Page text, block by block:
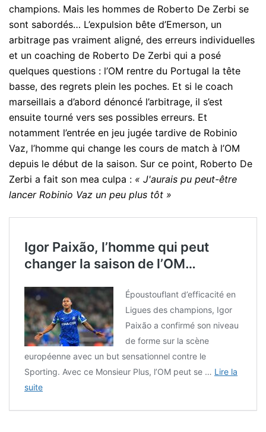
champions. Mais les hommes de Roberto De Zerbi se
sont sabordés… L’expulsion bête d’Emerson, un
arbitrage pas vraiment aligné, des erreurs individuelles
et un coaching de Roberto De Zerbi qui a posé
quelques questions : l’OM rentre du Portugal la tête
basse, des regrets plein les poches. Et si le coach
marseillais a d’abord dénoncé l’arbitrage, il s’est
ensuite tourné vers ses possibles erreurs. Et
notamment l’entrée en jeu jugée tardive de Robinio
Vaz, l’homme qui change les cours de match à l’OM
depuis le début de la saison. Sur ce point, Roberto De
Zerbi a fait son mea culpa : « J'aurais pu peut-être
lancer Robinio Vaz un peu plus tôt »
Igor Paixão, l’homme qui peut
changer la saison de l’OM…
Époustouflant d’efficacité en
Ligues des champions, Igor
Paixão a confirmé son niveau
de forme sur la scène
européenne avec un but sensationnel contre le
Sporting. Avec ce Monsieur Plus, l’OM peut se … Lire la
suite